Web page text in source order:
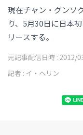
現在チャン・グンソ
り、5月30日に日本
リースする。
元記事配信日時 : 2012/
記者 : イ・ヘリン